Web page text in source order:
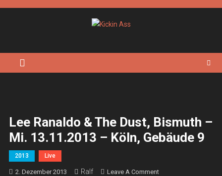
Lee Ranaldo & The Dust, Bismuth –
Mi. 13.11.2013 – Köln, Gebäude 9
2013 Live
2. Dezember 2013 Ralf Leave A CommentOn